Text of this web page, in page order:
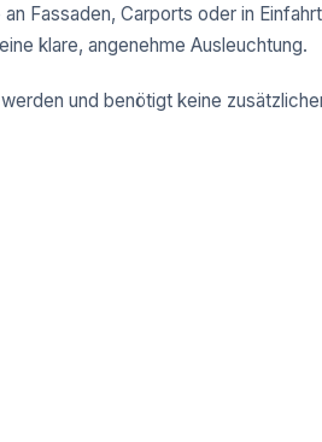
Fassaden, Carports oder in
klare, angenehme Ausleuchtung.
und benötigt keine